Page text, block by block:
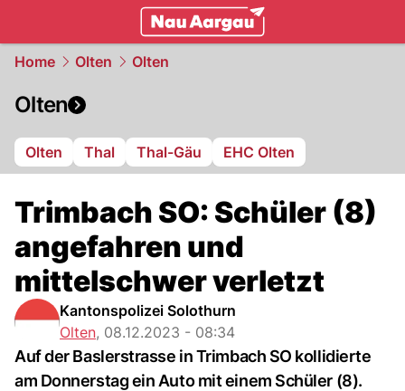
Home Olten Olten
Olten
Olten Thal Thal-Gäu EHC Olten
Trimbach SO: Schüler (8)
angefahren und
mittelschwer verletzt
Kantonspolizei Solothurn
Olten, 08.12.2023 - 08:34
Auf der Baslerstrasse in Trimbach SO kollidierte
am Donnerstag ein Auto mit einem Schüler (8).